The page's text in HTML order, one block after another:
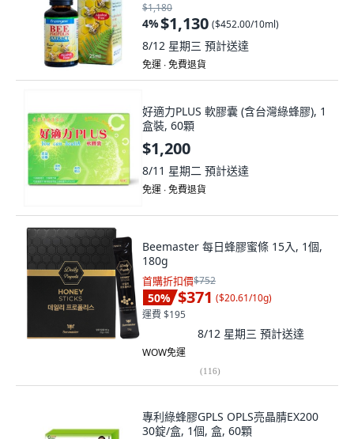
$1,180
4%$1,130 ($452.00/10ml)
8/12 星期三 預計送達
免運 ∙ 免費退貨
好適力PLUS 軟膠囊 (含台灣綠蜂膠), 1
盒裝, 60顆
$1,200
8/11 星期二 預計送達
免運 ∙ 免費退貨
Beemaster 每日蜂膠蜜條 15入, 1個,
180g
首購折扣價$752
50% $371 ($20.61/10g)
運費 $195
8/12 星期三 預計送達
WOW免運
(116)
專利綠蜂膠GPLS OPLS亮晶腈EX200
30錠/盒, 1個, 盒, 60顆